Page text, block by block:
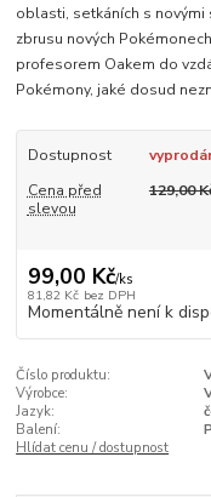
oblasti, setkáních s novými
zbrusu nových
profesorem Oakem do
Pokémony, jaké dosud
Dostupnost
Cena před
slevou
129,00
99,00 Kč/ks
81,82 Kč bez DPH
Momentálně není k
Číslo produktu:
Výrobce:
Jazyk:
Balení:
Hlídat cenu / dostupnost